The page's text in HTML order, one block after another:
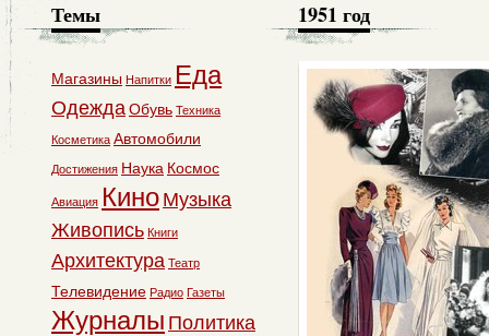
1951 год
Темы
Магазины Напитки Еда
ОдеждаОбувь Техника
Косметика Автомобили
Достижения Наука Космос
Авиация Кино Музыка
Живопись Книги
Архитектура Театр
Телевидение Радио Газеты
Журналы Политика